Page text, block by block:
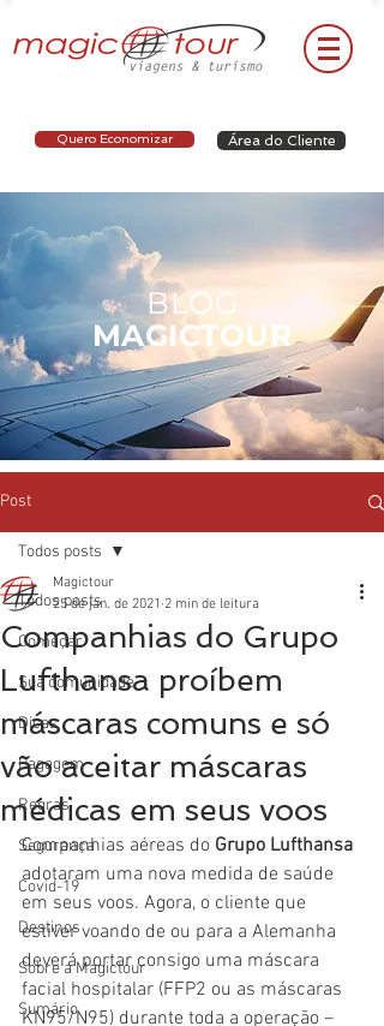
Quero Economizar Área do Cliente
BLOG
MAGICTOUR
Post
Todos posts
Começar
Sua comunidade
Dicas
Bagagem
Regras
Segurança
Covid-19
Destinos
Sobre a Magictour
Sumário
Todos posts
Companhias do Grupo
Lufthansa proíbem
máscaras comuns e só
vão aceitar máscaras
médicas em seus voos
Magictour
25 de jan. de 2021 2 min de leitura
Companhias aéreas do Grupo Lufthansa
adotaram uma nova medida de saúde
em seus voos. Agora, o cliente que
estiver voando de ou para a Alemanha
deverá portar consigo uma máscara
facial hospitalar (FFP2 ou as máscaras
KN95/N95) durante toda a operação –